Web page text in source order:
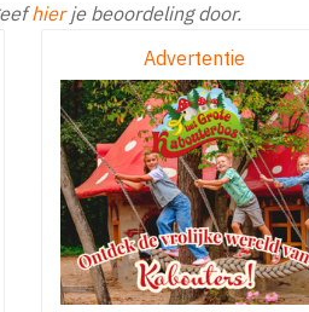
hierje beoordeling door.
Advertentie